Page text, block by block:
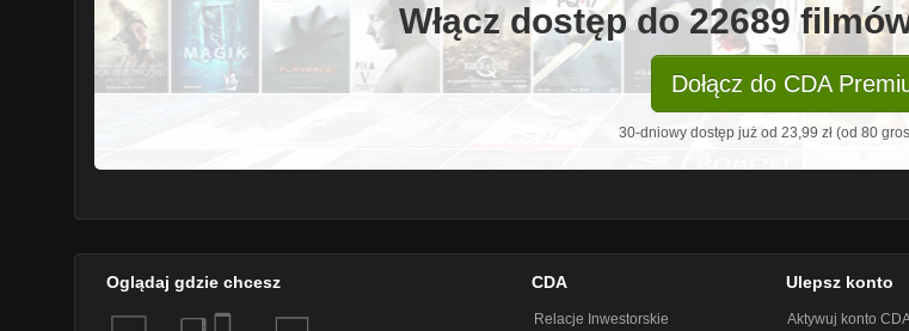
Włącz dostęp do 22689
Dołącz do CDA
30-dniowy dostęp już od 23,99 zł (od 80
Oglądaj gdzie chcesz CDA
Relacje Inwestorskie
Ulepsz konto
Aktywuj konto